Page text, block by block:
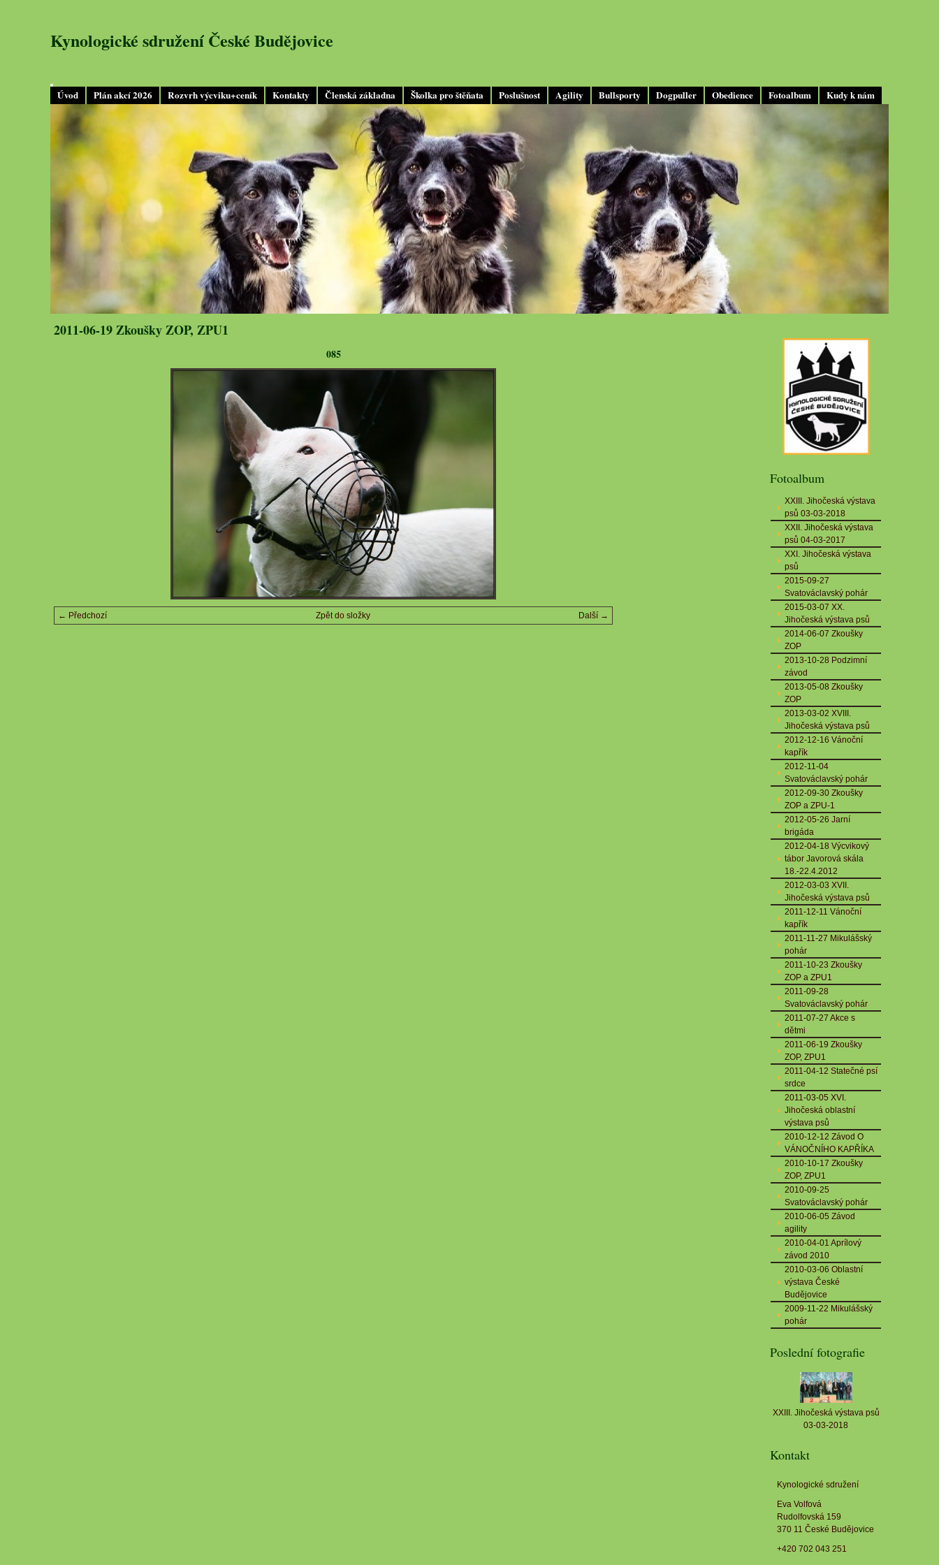
Úvod Plán akcí 2026 Rozvrh výcviku+ceník Kontakty Členská základna Školka pro štěňata Poslušnost Agility Bullsporty Dogpuller Obedience Fotoalbum Kudy k nám
Kynologické sdružení České Budějovice
2011-06-19 Zkoušky ZOP, ZPU1
085
← Předchozí Další →
Zpět do složky
Fotoalbum
XXIII. Jihočeská výstava
psů 03-03-2018
XXII. Jihočeská výstava
psů 04-03-2017
XXI. Jihočeská výstava
psů
2015-09-27
Svatováclavský pohár
2015-03-07 XX.
Jihočeská výstava psů
2014-06-07 Zkoušky
ZOP
2013-10-28 Podzimní
závod
2013-05-08 Zkoušky
ZOP
2013-03-02 XVIII.
Jihočeská výstava psů
2012-12-16 Vánoční
kapřík
2012-11-04
Svatováclavský pohár
2012-09-30 Zkoušky
ZOP a ZPU-1
2012-05-26 Jarní
brigáda
2012-04-18 Výcvikový
tábor Javorová skála
18.-22.4.2012
2012-03-03 XVII.
Jihočeská výstava psů
2011-12-11 Vánoční
kapřík
2011-11-27 Mikulášský
pohár
2011-10-23 Zkoušky
ZOP a ZPU1
2011-09-28
Svatováclavský pohár
2011-07-27 Akce s
dětmi
2011-06-19 Zkoušky
ZOP, ZPU1
2011-04-12 Statečné psí
srdce
2011-03-05 XVI.
Jihočeská oblastní
výstava psů
2010-12-12 Závod O
VÁNOČNÍHO KAPŘÍKA
2010-10-17 Zkoušky
ZOP, ZPU1
2010-09-25
Svatováclavský pohár
2010-06-05 Závod
agility
2010-04-01 Aprílový
závod 2010
2010-03-06 Oblastní
výstava České
Budějovice
2009-11-22 Mikulášský
pohár
Poslední fotografie
XXIII. Jihočeská výstava psů
03-03-2018
Kontakt
Kynologické sdružení
Eva Volfová
Rudolfovská 159
370 11 České Budějovice
+420 702 043 251